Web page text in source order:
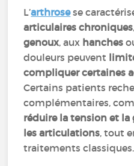
L’arthrosese
articulaires chroniques
genoux, aux hanches
douleurs peuvent
compliquer certaines
Certains patients
complémentaires,
réduire la tension et la
les articulations, tout
traitements classiques.